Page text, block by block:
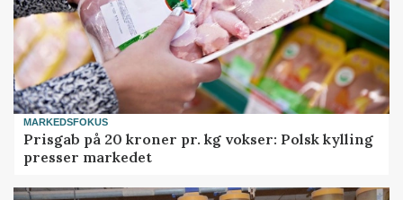
MARKEDSFOKUS
Prisgab på 20 kroner pr. kg vokser: Polsk kylling
presser markedet